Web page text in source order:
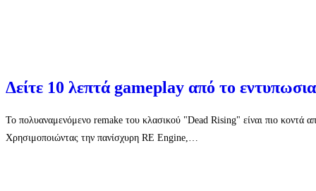
Δείτε 10 λεπτά gameplay από το
Το πολυαναμενόμενο remake του κλασικού "Dead Rising" είναι πιο κοντά
Χρησιμοποιώντας την πανίσχυρη RE Engine,…